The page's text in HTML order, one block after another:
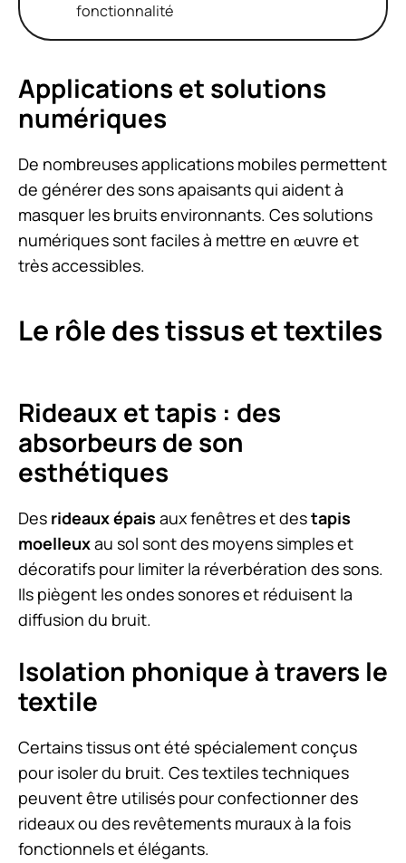
fonctionnalité
Applications et solutions
numériques
De nombreuses applications mobiles permettent
de générer des sons apaisants qui aident à
masquer les bruits environnants. Ces solutions
numériques sont faciles à mettre en œuvre et
très accessibles.
Le rôle des tissus et textiles
Rideaux et tapis : des
absorbeurs de son
esthétiques
Des rideaux épais aux fenêtres et destapis
moelleuxau sol sont des moyens simples et
décoratifs pour limiter la réverbération des sons.
Ils piègent les ondes sonores et réduisent la
diffusion du bruit.
Isolation phonique à travers le
textile
Certains tissus ont été spécialement conçus
pour isoler du bruit. Ces textiles techniques
peuvent être utilisés pour confectionner des
rideaux ou des revêtements muraux à la fois
fonctionnels et élégants.